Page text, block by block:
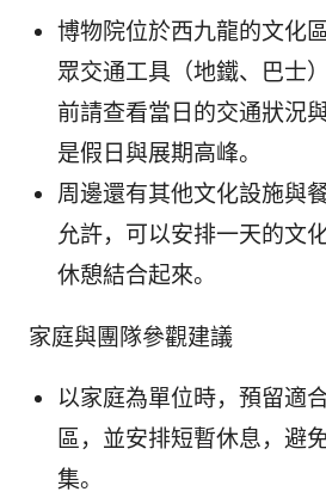
博物院位於西九龍的文化
眾交通工具（地鐵、巴士
前請查看當日的交通狀況
是假日與展期高峰。
周邊還有其他文化設施與
允許，可以安排一天的文
休憩結合起來。
家庭與團隊參觀建議
以家庭為單位時，預留適
區，並安排短暫休息，避
集。